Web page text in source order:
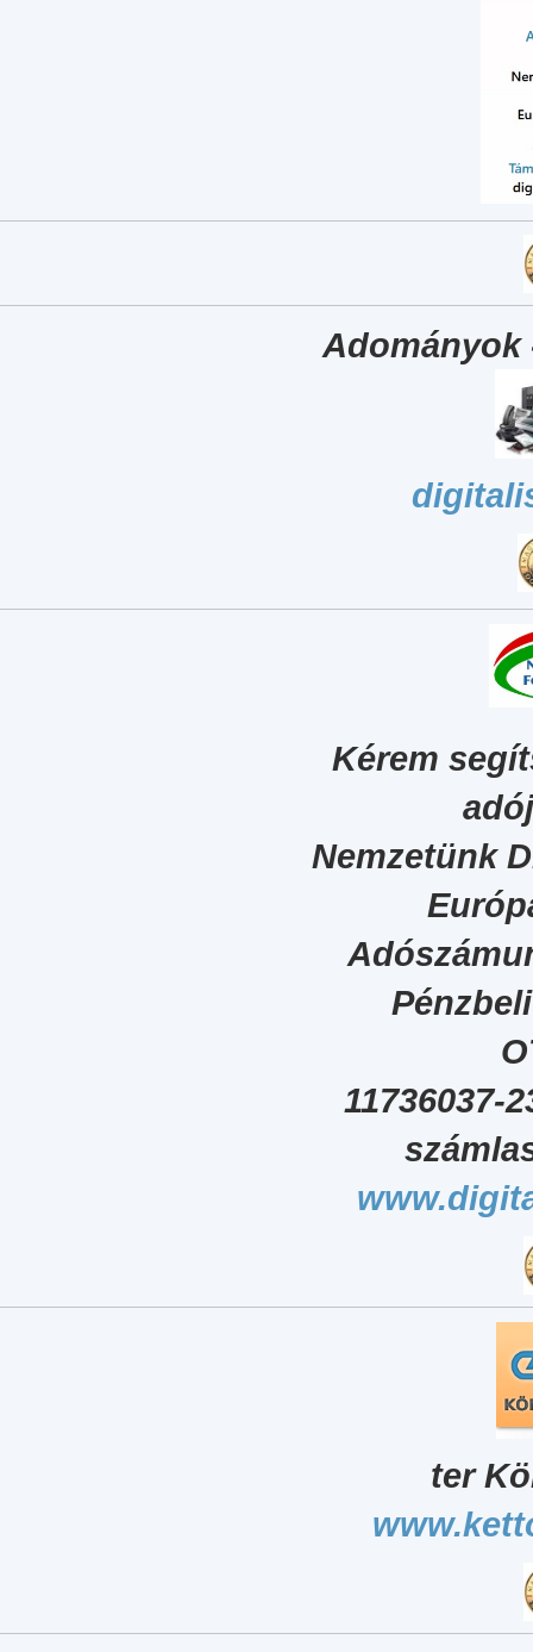
Adományok
Kérem
Nemzetünk
11736037-
ter